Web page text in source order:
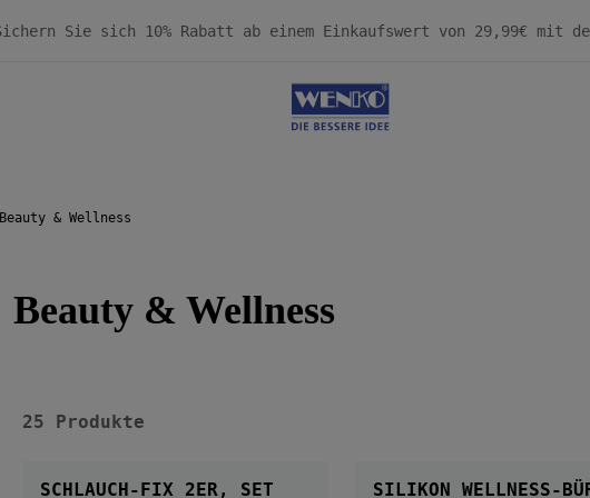
Beauty & Wellness
Beauty & Wellness
25 Produkte
SCHLAUCH-FIX 2ER, SET
SILIKON WELLNESS-